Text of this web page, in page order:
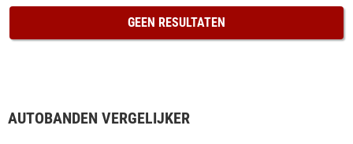
GEEN RESULTATEN
AUTOBANDEN VERGELIJKER